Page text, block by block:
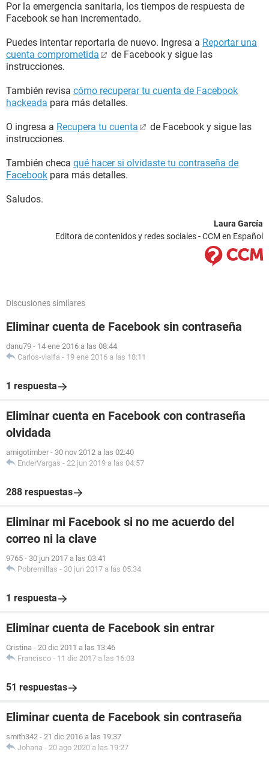
Por la emergencia sanitaria, los tiempos de respuesta de
Facebook se han incrementado.
Puedes intentar reportarla de nuevo. Ingresa a Reportar una
cuenta comprometida
de Facebook y sigue las
instrucciones.
También revisa cómo recuperar tu cuenta de Facebook
hackeada para más detalles.
O ingresa a Recupera tu cuenta
de Facebook y sigue las
instrucciones.
También checa qué hacer si olvidaste tu contraseña de
Facebook para más detalles.
Saludos.
Laura García
Editora de contenidos y redes sociales - CCM en Español
Discusiones similares
Eliminar cuenta de Facebook sin contraseña
danu79 - 14 ene 2016 a las 08:44
Carlos-vialfa - 19 ene 2016 a las 18:11
1 respuesta
Eliminar cuenta en Facebook con contraseña
olvidada
amigotimber - 30 nov 2012 a las 02:40
EnderVargas - 22 jun 2019 a las 04:57
288 respuestas
Eliminar mi Facebook si no me acuerdo del
correo ni la clave
9765 - 30 jun 2017 a las 03:41
Pobremillas - 30 jun 2017 a las 05:34
1 respuesta
Eliminar cuenta de Facebook sin entrar
Cristina - 20 dic 2011 a las 13:46
Francisco - 11 dic 2017 a las 16:03
51 respuestas
Eliminar cuenta de Facebook sin contraseña
smith342 - 21 dic 2016 a las 19:37
Johana - 20 ago 2020 a las 19:27